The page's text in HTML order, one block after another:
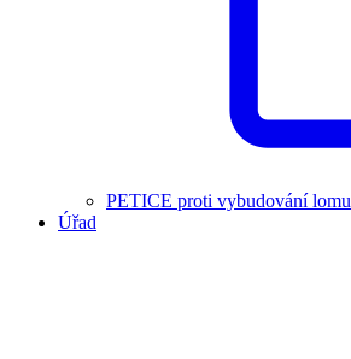
PETICE proti vybudování lomu
Úřad